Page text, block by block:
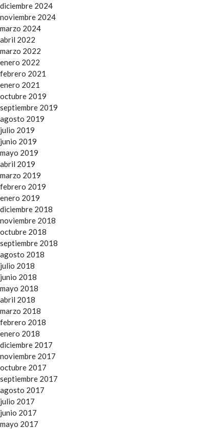
diciembre 2024
noviembre 2024
marzo 2024
abril 2022
marzo 2022
enero 2022
febrero 2021
enero 2021
octubre 2019
septiembre 2019
agosto 2019
julio 2019
junio 2019
mayo 2019
abril 2019
marzo 2019
febrero 2019
enero 2019
diciembre 2018
noviembre 2018
octubre 2018
septiembre 2018
agosto 2018
julio 2018
junio 2018
mayo 2018
abril 2018
marzo 2018
febrero 2018
enero 2018
diciembre 2017
noviembre 2017
octubre 2017
septiembre 2017
agosto 2017
julio 2017
junio 2017
mayo 2017